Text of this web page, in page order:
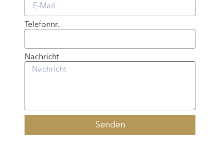
Telefonnr.
Nachricht
Senden